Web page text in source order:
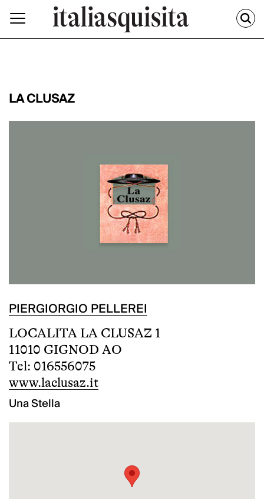
LA CLUSAZ
PIERGIORGIO PELLEREI
LOCALITA LA CLUSAZ 1
11010 GIGNOD AO
Tel: 016556075
www.laclusaz.it
Una Stella